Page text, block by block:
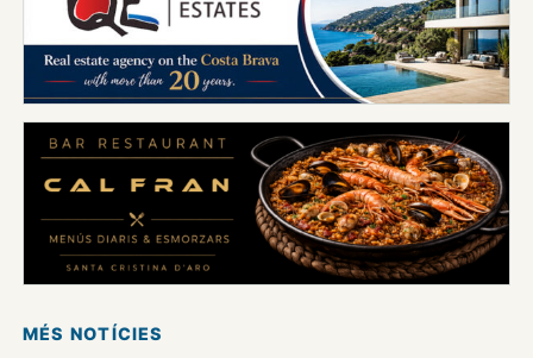
MÉS NOTÍCIES